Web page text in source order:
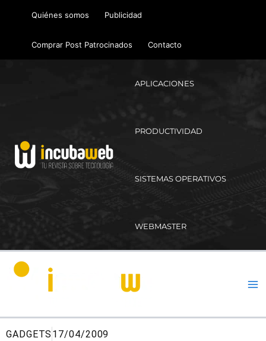
Quiénes somos Publicidad
Comprar Post Patrocinados Contacto
APLICACIONES
PRODUCTIVIDAD
SISTEMAS OPERATIVOS
WEBMASTER
GADGETS 17/04/2009